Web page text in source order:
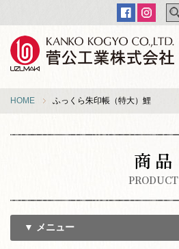
HOME ふっくら朱印帳（特大）鯉
商 品
PRODUCT
▼ メニュー